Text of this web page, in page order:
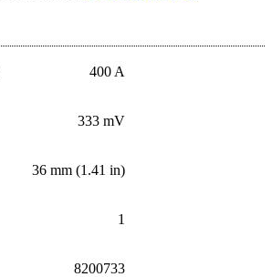
400 A
333 mV
36 mm (1.41 in)
1
8200733